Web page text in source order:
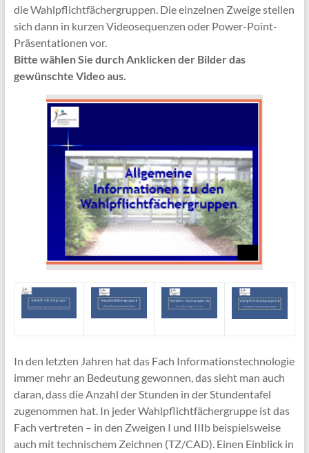
die Wahlpflichtfächergruppen. Die einzelnen Zweige stellen
sich dann in kurzen Videosequenzen oder Power-Point-
Präsentationen vor.
Bitte wählen Sie durch Anklicken der Bilder das
gewünschte Video aus.
In den letzten Jahren hat das Fach Informationstechnologie
immer mehr an Bedeutung gewonnen, das sieht man auch
daran, dass die Anzahl der Stunden in der Stundentafel
zugenommen hat. In jeder Wahlpflichtfächergruppe ist das
Fach vertreten – in den Zweigen I und IIIb beispielsweise
auch mit technischem Zeichnen (TZ/CAD). Einen Einblick in